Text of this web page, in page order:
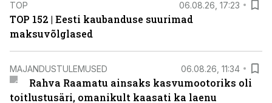
TOP 06.08.26, 17:23
TOP 152 | Eesti kaubanduse suurimad
maksuvõlglased
MAJANDUSTULEMUSED 06.08.26, 11:34
Rahva Raamatu ainsaks kasvumootoriks oli
toitlustusäri, omanikult kaasati ka laenu